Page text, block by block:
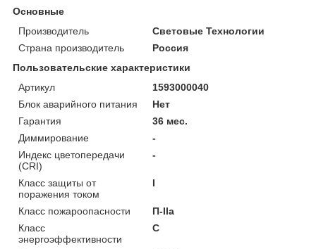
Основные
Производитель
Световые Технологии
Страна производитель
Россия
Пользовательские характеристики
Артикул
1593000040
Блок аварийного питания
Нет
Гарантия
36 мес.
Диммирование
-
Индекс цветопередачи
(CRI)
-
Класс защиты от
поражения током
I
Класс пожароопасности
П-ІІа
Класс
энергоэффективности
C